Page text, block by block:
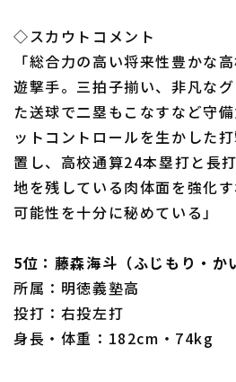
◇スカウトコメント
「総合力の高い将来性豊かな
遊撃手。三拍子揃い、非凡な
た送球で二塁もこなすなど守
ットコントロールを生かした
置し、高校通算24本塁打と長
地を残している肉体面を強化
可能性を十分に秘めている」
5位：藤森海斗（ふじもり・か
所属：明徳義塾高
投打：右投左打
身長・体重：182cm・74kg